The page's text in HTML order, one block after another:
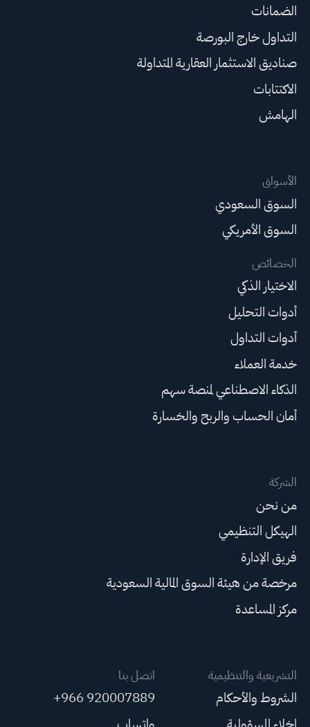
الضمانات
التداول خارج البورصة
صناديق الاستثمار العقارية المتداولة
الاكتتابات
الهامش
الأسواق
السوق السعودي
السوق الأمريكي
الخصائص
الاختيار الذكي
أدوات التحليل
أدوات التداول
خدمة العملاء
الذكاء الاصطناعي لمنصة سهم
أمان الحساب والربح والخسارة
الشركة
من نحن
الهيكل التنظيمي
فريق الإدارة
مرخصة من هيئة السوق المالية السعودية
مركز المساعدة
التشريعية والتنظيمية
الشروط والأحكام
اتصل بنا
+966 920007889